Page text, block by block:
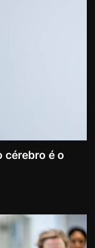
cérebro é o